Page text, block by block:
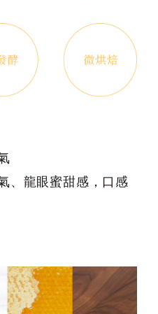
、龍眼蜜甜感，口感